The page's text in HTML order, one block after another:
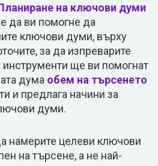
на ключови думи
да ви помогне да
ключови думи, върху
за да изпреварите
инструменти ще ви помогнат
дума обем на търсенето
и предлага начини за
думи.
намерите целеви ключови
на търсене, а не най-